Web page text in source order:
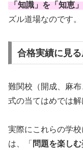
「知識 」を「知恵
ズル道場なのです。
合格実績に見
難関校（開成、麻
式の当てはめでは解
実際にこれらの学
は、「 問題を楽し